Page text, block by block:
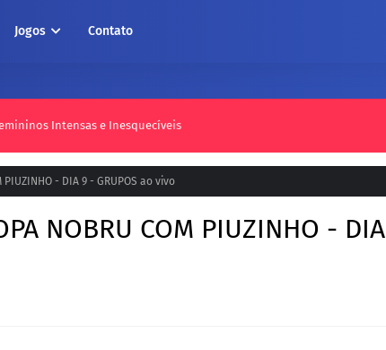
Jogos Contato
Intensas e Inesquecíveis
PIUZINHO - DIA 9 - GRUPOS ao vivo
NOBRU COM PIUZINHO - DIA